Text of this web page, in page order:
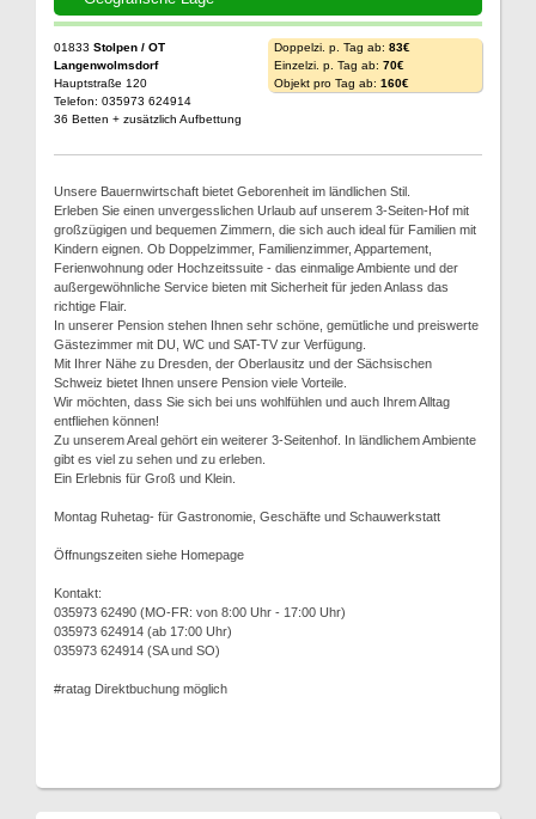
01833 Stolpen / OT
Langenwolmsdorf
Hauptstraße 120
Telefon: 035973 624914
36 Betten + zusätzlich Aufbettung
Doppelzi. p. Tag ab: 83€
Einzelzi. p. Tag ab: 70€
Objekt pro Tag ab: 160€
Unsere Bauernwirtschaft bietet Geborenheit im ländlichen Stil.
Erleben Sie einen unvergesslichen Urlaub auf unserem 3-Seiten-Hof mit
großzügigen und bequemen Zimmern, die sich auch ideal für Familien mit
Kindern eignen. Ob Doppelzimmer, Familienzimmer, Appartement,
Ferienwohnung oder Hochzeitssuite - das einmalige Ambiente und der
außergewöhnliche Service bieten mit Sicherheit für jeden Anlass das
richtige Flair.
In unserer Pension stehen Ihnen sehr schöne, gemütliche und preiswerte
Gästezimmer mit DU, WC und SAT-TV zur Verfügung.
Mit Ihrer Nähe zu Dresden, der Oberlausitz und der Sächsischen
Schweiz bietet Ihnen unsere Pension viele Vorteile.
Wir möchten, dass Sie sich bei uns wohlfühlen und auch Ihrem Alltag
entfliehen können!
Zu unserem Areal gehört ein weiterer 3-Seitenhof. In ländlichem Ambiente
gibt es viel zu sehen und zu erleben.
Ein Erlebnis für Groß und Klein.
Montag Ruhetag- für Gastronomie, Geschäfte und Schauwerkstatt
Öffnungszeiten siehe Homepage
Kontakt:
035973 62490 (MO-FR: von 8:00 Uhr - 17:00 Uhr)
035973 624914 (ab 17:00 Uhr)
035973 624914 (SA und SO)
#ratag Direktbuchung möglich